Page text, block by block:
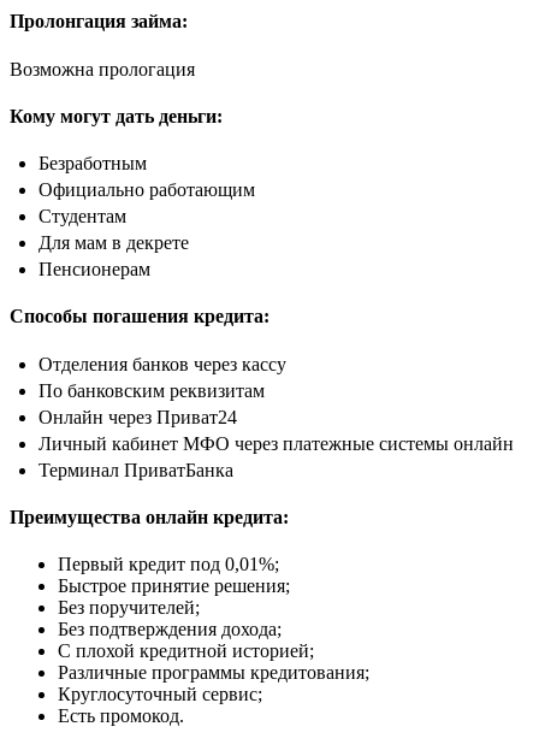
Пролонгация займа:
Возможна прологация
Кому могут дать деньги:
Безработным
Официально работающим
Студентам
Для мам в декрете
Пенсионерам
Способы погашения кредита:
Отделения банков через кассу
По банковским реквизитам
Онлайн через Приват24
Личный кабинет МФО через платежные системы онлайн
Терминал ПриватБанка
Преимущества онлайн кредита:
Первый кредит под 0,01%;
Быстрое принятие решения;
Без поручителей;
Без подтверждения дохода;
С плохой кредитной историей;
Различные программы кредитования;
Круглосуточный сервис;
Есть промокод.